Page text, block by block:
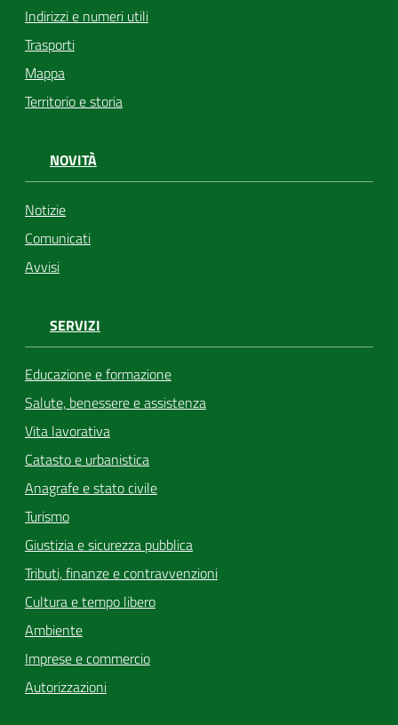
Indirizzi e numeri utili
Trasporti
Mappa
Territorio e storia
NOVITÀ
Notizie
Comunicati
Avvisi
SERVIZI
Educazione e formazione
Salute, benessere e assistenza
Vita lavorativa
Catasto e urbanistica
Anagrafe e stato civile
Turismo
Giustizia e sicurezza pubblica
Tributi, finanze e contravvenzioni
Cultura e tempo libero
Ambiente
Imprese e commercio
Autorizzazioni